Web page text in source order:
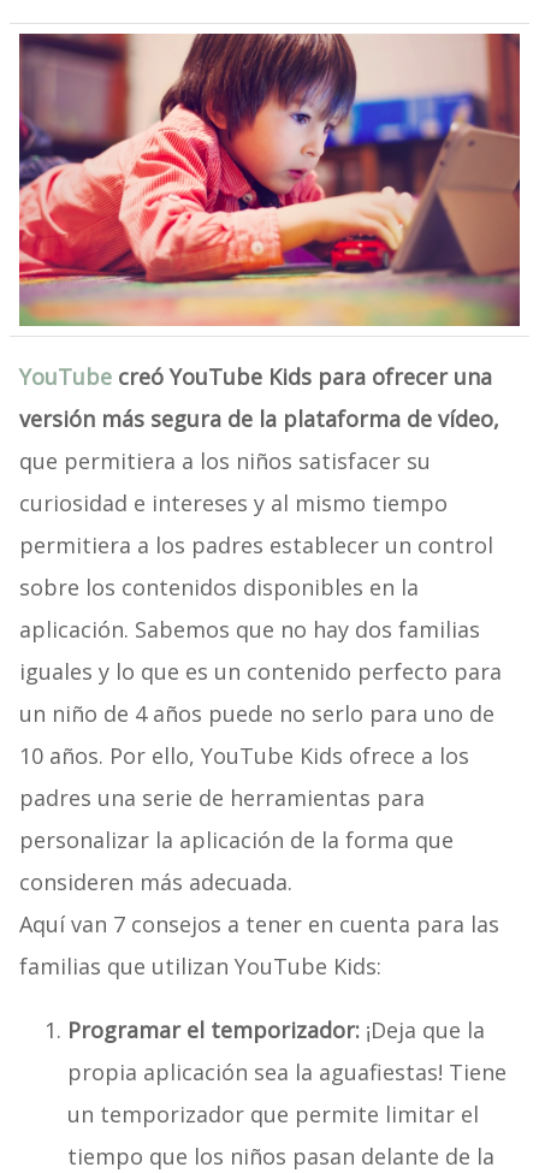
YouTubecreó YouTube Kids para ofrecer una
versión más segura de la plataforma de vídeo,
que permitiera a los niños satisfacer su
curiosidad e intereses y al mismo tiempo
permitiera a los padres establecer un control
sobre los contenidos disponibles en la
aplicación. Sabemos que no hay dos familias
iguales y lo que es un contenido perfecto para
un niño de 4 años puede no serlo para uno de
10 años. Por ello, YouTube Kids ofrece a los
padres una serie de herramientas para
personalizar la aplicación de la forma que
consideren más adecuada.
Aquí van 7 consejos a tener en cuenta para las
familias que utilizan YouTube Kids:
Programar el temporizador: ¡Deja que la
propia aplicación sea la aguafiestas! Tiene
un temporizador que permite limitar el
tiempo que los niños pasan delante de la